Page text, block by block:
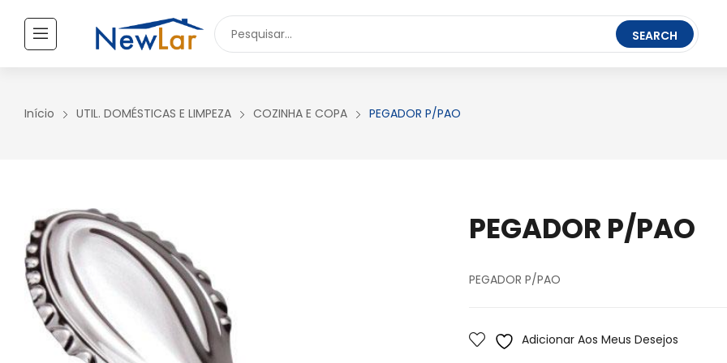
SEARCH
Início
UTIL. DOMÉSTICAS E LIMPEZA COZINHA E COPA PEGADOR P/PAO
PEGADOR P/PAO
PEGADOR P/PAO
Adicionar Aos Meus Desejos